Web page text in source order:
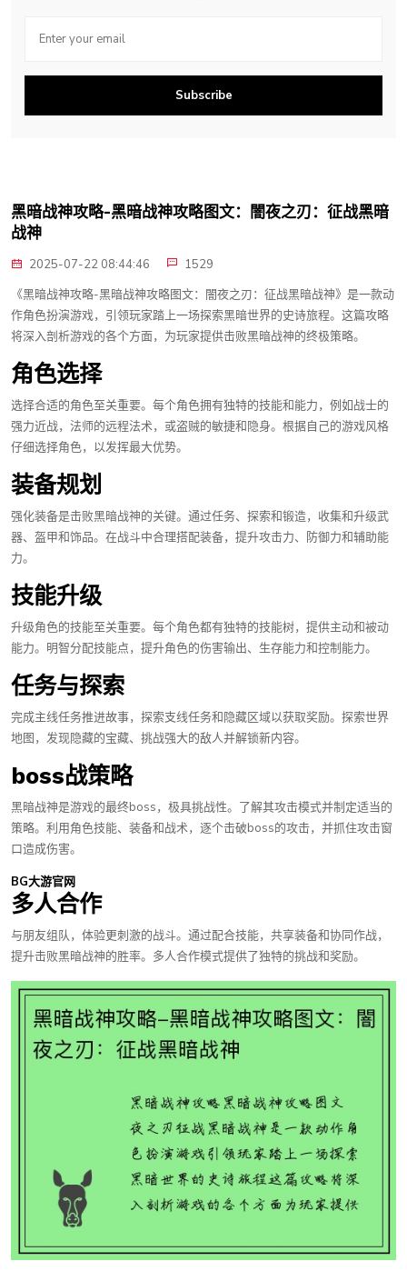
Subscribe
黑暗战神攻略-黑暗战神攻略图文：闇夜之刃：征战黑暗
战神
2025-07-22 08:44:46
1529
《黑暗战神攻略-黑暗战神攻略图文：闇夜之刃：征战黑暗战神》是一款动
作角色扮演游戏，引领玩家踏上一场探索黑暗世界的史诗旅程。这篇攻略
将深入剖析游戏的各个方面，为玩家提供击败黑暗战神的终极策略。
角色选择
选择合适的角色至关重要。每个角色拥有独特的技能和能力，例如战士的
强力近战，法师的远程法术，或盗贼的敏捷和隐身。根据自己的游戏风格
仔细选择角色，以发挥最大优势。
装备规划
强化装备是击败黑暗战神的关键。通过任务、探索和锻造，收集和升级武
器、盔甲和饰品。在战斗中合理搭配装备，提升攻击力、防御力和辅助能
力。
技能升级
升级角色的技能至关重要。每个角色都有独特的技能树，提供主动和被动
能力。明智分配技能点，提升角色的伤害输出、生存能力和控制能力。
任务与探索
完成主线任务推进故事，探索支线任务和隐藏区域以获取奖励。探索世界
地图，发现隐藏的宝藏、挑战强大的敌人并解锁新内容。
boss战策略
黑暗战神是游戏的最终boss，极具挑战性。了解其攻击模式并制定适当的
策略。利用角色技能、装备和战术，逐个击破boss的攻击，并抓住攻击窗
口造成伤害。
BG大游官网
多人合作
与朋友组队，体验更刺激的战斗。通过配合技能，共享装备和协同作战，
提升击败黑暗战神的胜率。多人合作模式提供了独特的挑战和奖励。